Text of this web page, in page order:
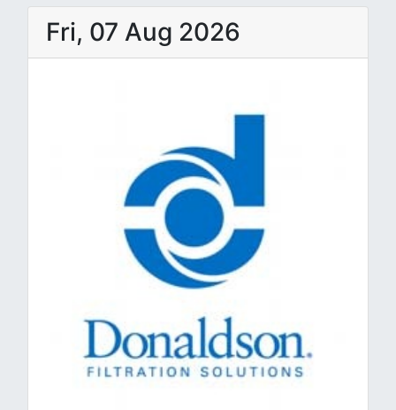
Fri, 07 Aug 2026